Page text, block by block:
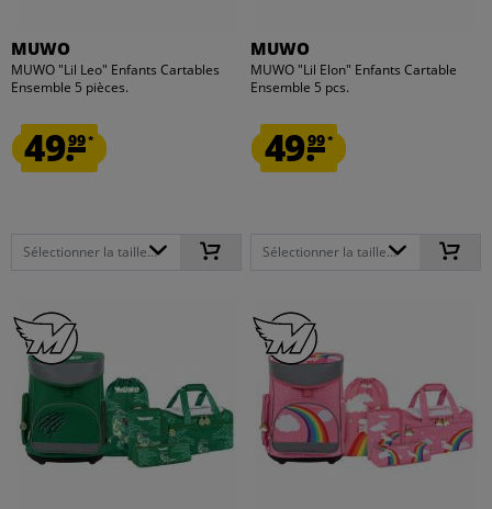
MUWO
MUWO "Lil Leo" Enfants Cartables
Ensemble 5 pièces.
49.99*
Sélectionner la taille...
MUWO
MUWO "Lil Elon" Enfants Cartable
Ensemble 5 pcs.
49.99*
Sélectionner la taille...